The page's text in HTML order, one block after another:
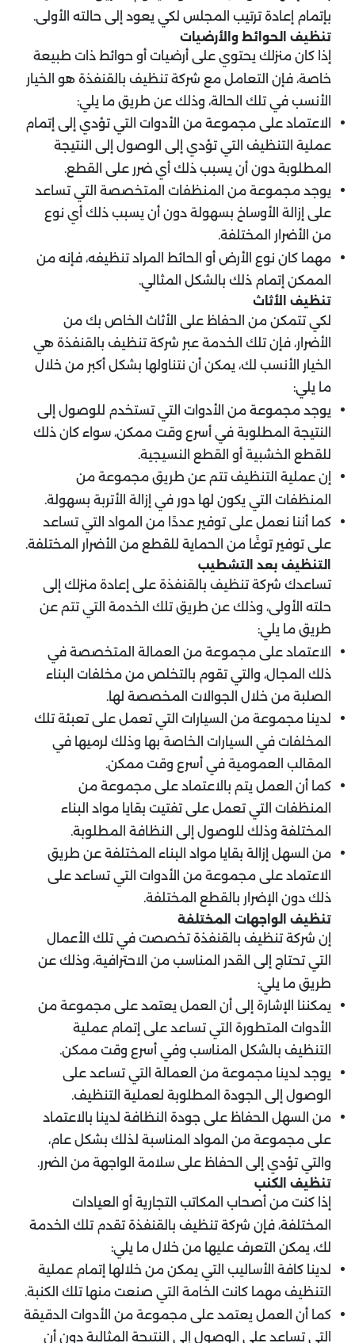
بإتمام إعادة ترتيب المجلس لكي يعود إلى حالته الأولى.
تنظيف الحوائط والأرضيات
إذا كان منزلك يحتوي على أرضيات أو حوائط ذات طبيعة
خاصة، فإن التعامل مع شركة تنظيف بالقنفذة هو الخيار
الأنسب في تلك الحالة، وذلك عن طريق ما يلي:
الاعتماد على مجموعة من الأدوات التي تؤدي إلى إتمام
عملية التنظيف التي تؤدي إلى الوصول إلى النتيجة
المطلوبة دون أن يسبب ذلك أي ضرر على القطع.
يوجد مجموعة من المنظفات المتخصصة التي تساعد
على إزالة الأوساخ بسهولة دون أن يسبب ذلك أي نوع
من الأضرار المختلفة.
مهما كان نوع الأرض أو الحائط المراد تنظيفه، فإنه من
الممكن إتمام ذلك بالشكل المثالي.
تنظيف الأثاث
لكي تتمكن من الحفاظ على الأثاث الخاص بك من
الأضرار، فإن تلك الخدمة عبر شركة تنظيف بالقنفذة هي
الخيار الأنسب لك، يمكن أن نتناولها بشكل أكبر من خلال
ما يلي:
يوجد مجموعة من الأدوات التي تستخدم للوصول إلى
النتيجة المطلوبة في أسرع وقت ممكن، سواء كان ذلك
للقطع الخشبية أو القطع النسيجية.
إن عملية التنظيف تتم عن طريق مجموعة من
المنظفات التي يكون لها دور في إزالة الأتربة بسهولة.
كما أننا نعمل على توفير عددًا من المواد التي تساعد
على توفير توغًا من الحماية للقطع من الأضرار المختلفة.
التنظيف بعد التشطيب
تساعدك شركة تنظيف بالقنفذة على إعادة منزلك إلى
حلته الأولى، وذلك عن طريق تلك الخدمة التي تتم عن
طريق ما يلي:
الاعتماد على مجموعة من العمالة المتخصصة في
ذلك المجال، والتي تقوم بالتخلص من مخلفات البناء
الصلبة من خلال الجوالات المخصصة لها.
لدينا مجموعة من السيارات التي تعمل على تعبئة تلك
المخلفات في السيارات الخاصة بها وذلك لرميها في
المقالب العمومية في أسرع وقت ممكن.
كما أن العمل يتم بالاعتماد على مجموعة من
المنظفات التي تعمل على تفتيت بقايا مواد البناء
المختلفة وذلك للوصول إلى النظافة المطلوبة.
من السهل إزالة بقايا مواد البناء المختلفة عن طريق
الاعتماد على مجموعة من الأدوات التي تساعد على
ذلك دون الإضرار بالقطع المختلفة.
تنظيف الواجهات المختلفة
إن شركة تنظيف بالقنفذة تخصصت في تلك الأعمال
التي تحتاج إلى القدر المناسب من الاحترافية، وذلك عن
طريق ما يلي:
يمكننا الإشارة إلى أن العمل يعتمد على مجموعة من
الأدوات المتطورة التي تساعد على إتمام عملية
التنظيف بالشكل المناسب وفي أسرع وقت ممكن.
يوجد لدينا مجموعة من العمالة التي تساعد على
الوصول إلى الجودة المطلوبة لعملية التنظيف.
من السهل الحفاظ على جودة النظافة لدينا بالاعتماد
على مجموعة من المواد المناسبة لذلك بشكل عام،
والتي تؤدي إلى الحفاظ على سلامة الواجهة من الضرر.
تنظيف الكنب
إذا كنت من أصحاب المكاتب التجارية أو العيادات
المختلفة، فإن شركة تنظيف بالقنفذة تقدم تلك الخدمة
لك، يمكن التعرف عليها من خلال ما يلي:
لدينا كافة الأساليب التي يمكن من خلالها إتمام عملية
التنظيف مهما كانت الخامة التي صنعت منها تلك الكنبة.
كما أن العمل يعتمد على مجموعة من الأدوات الدقيقة
التي تساعد على الوصول إلى النتيجة المثالية دون أن